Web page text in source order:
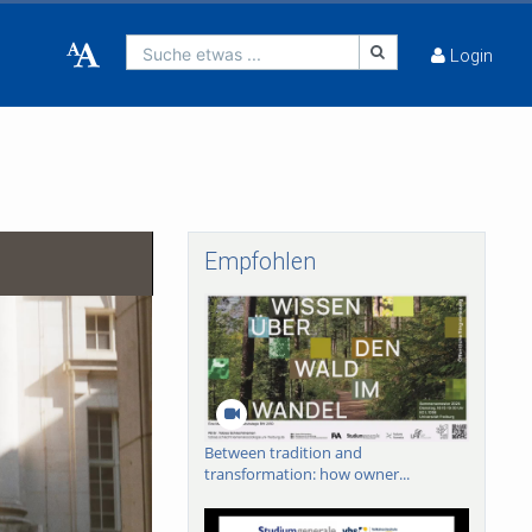
Suche etwas ... Login
Empfohlen
Between tradition and
transformation: how owner...